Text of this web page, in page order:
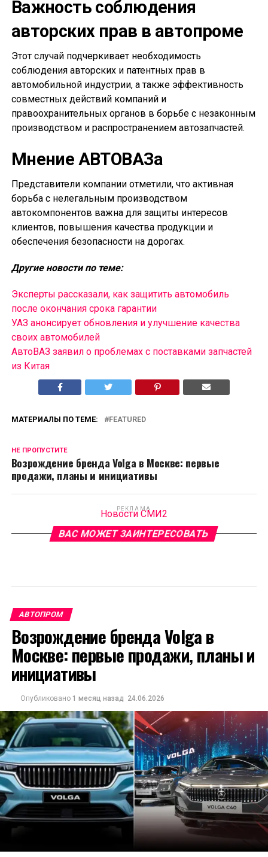
Важность соблюдения
авторских прав в автопроме
Этот случай подчеркивает необходимость
соблюдения авторских и патентных прав в
автомобильной индустрии, а также эффективность
совместных действий компаний и
правоохранительных органов в борьбе с незаконным
производством и распространением автозапчастей.
Мнение АВТОВАЗа
Представители компании отметили, что активная
борьба с нелегальным производством
автокомпонентов важна для защиты интересов
клиентов, повышения качества продукции и
обеспечения безопасности на дорогах.
Другие новости по теме:
Эксперты рассказали, как защитить автомобиль
после окончания срока гарантии
УАЗ анонсирует обновления и улучшение качества
своих автомобилей
АвтоВАЗ заявил о проблемах с поставками запчастей
из Китая
МАТЕРИАЛЫ ПО ТЕМЕ: FEATURED
НЕ ПРОПУСТИТЕ
Возрождение бренда Volga в Москве: первые
продажи, планы и инициативы
РЕКЛАМА
Новости СМИ2
ВАС МОЖЕТ ЗАИНТЕРЕСОВАТЬ
АВТОПРОМ
Возрождение бренда Volga в
Москве: первые продажи, планы и
инициативы
Опубликовано 1 месяц назад 24.06.2026